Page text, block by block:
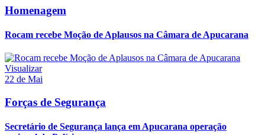
Homenagem
Rocam recebe Moção de Aplausos na Câmara de Apucarana
Visualizar
22 de Mai
Forças de Segurança
Secretário de Segurança lança em Apucarana operação